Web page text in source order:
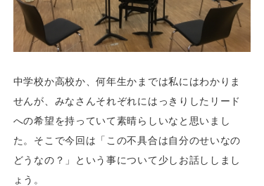
中学校か高校か、何年生かまでは私にはわかりま
せんが、みなさんそれぞれにはっきりしたリード
への希望を持っていて素晴らしいなと思いまし
た。そこで今回は「この不具合は自分のせいなの
どうなの？」という事について少しお話ししまし
ょう。